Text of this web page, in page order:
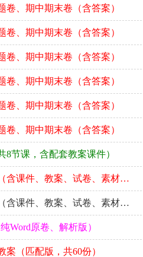
卷、期中期末卷（含答案）
卷、期中期末卷（含答案）
卷、期中期末卷（含答案）
卷、期中期末卷（含答案）
卷、期中期末卷（含答案）
卷、期中期末卷（含答案）
8节课，含配套教案课件）
含课件、教案、试卷、素材…
含课件、教案、试卷、素材…
Word原卷、解析版）
（匹配版，共60份）